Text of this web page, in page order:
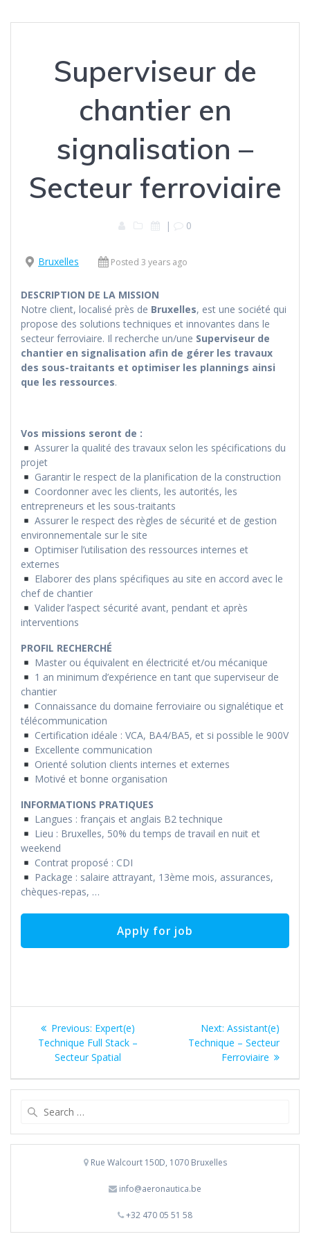
Superviseur de
chantier en
signalisation –
Secteur ferroviaire
| 0
Bruxelles Posted 3 years ago
DESCRIPTION DE LA MISSION
Notre client, localisé près de Bruxelles, est une société qui
propose des solutions techniques et innovantes dans le
secteur ferroviaire. Il recherche un/une Superviseur de
chantier en signalisation afin de gérer les travaux
des sous-traitants et optimiser les plannings ainsi
que les ressources.
Vos missions seront de :
Assurer la qualité des travaux selon les spécifications du
projet
Garantir le respect de la planification de la construction
Coordonner avec les clients, les autorités, les
entrepreneurs et les sous-traitants
Assurer le respect des règles de sécurité et de gestion
environnementale sur le site
Optimiser l’utilisation des ressources internes et
externes
Elaborer des plans spécifiques au site en accord avec le
chef de chantier
Valider l’aspect sécurité avant, pendant et après
interventions
PROFIL RECHERCHÉ
Master ou équivalent en électricité et/ou mécanique
1 an minimum d’expérience en tant que superviseur de
chantier
Connaissance du domaine ferroviaire ou signalétique et
télécommunication
Certification idéale : VCA, BA4/BA5, et si possible le 900V
Excellente communication
Orienté solution clients internes et externes
Motivé et bonne organisation
INFORMATIONS PRATIQUES
Langues : français et anglais B2 technique
Lieu : Bruxelles, 50% du temps de travail en nuit et
weekend
Contrat proposé : CDI
Package : salaire attrayant, 13ème mois, assurances,
chèques-repas, …
Post
navigation
Previous: Previous
post:
Expert(e)
Technique Full Stack –
Secteur Spatial
Next: Next
post:
Assistant(e)
Technique – Secteur
Ferroviaire
Rue Walcourt 150D, 1070 Bruxelles
info@aeronautica.be
+32 470 05 51 58